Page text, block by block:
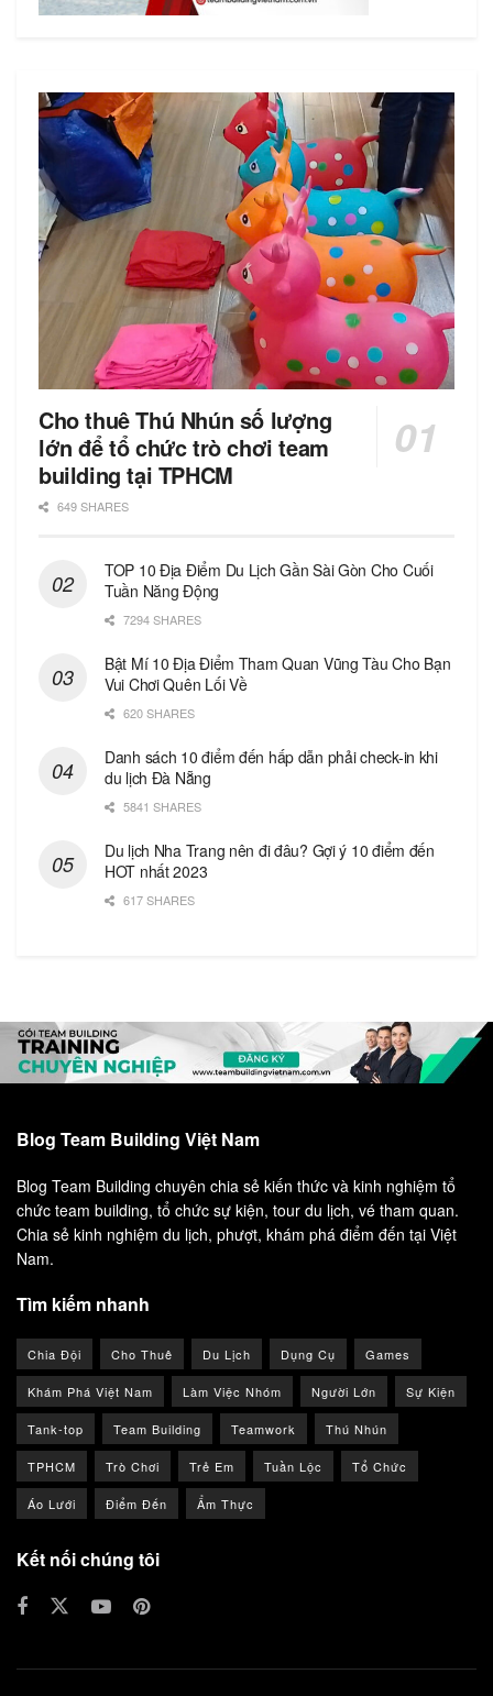
Cho thuê Thú Nhún số lượng
lớn để tổ chức trò chơi team
building tại TPHCM
649 SHARES
TOP 10 Địa Điểm Du Lịch Gần Sài Gòn Cho Cuối
Tuần Năng Động
7294 SHARES
Bật Mí 10 Địa Điểm Tham Quan Vũng Tàu Cho Bạn
Vui Chơi Quên Lối Về
620 SHARES
Danh sách 10 điểm đến hấp dẫn phải check-in khi
du lịch Đà Nẵng
5841 SHARES
Du lịch Nha Trang nên đi đâu? Gợi ý 10 điểm đến
HOT nhất 2023
617 SHARES
Blog Team Building Việt Nam
Blog Team Building chuyên chia sẻ kiến thức và kinh nghiệm tổ
chức team building, tổ chức sự kiện, tour du lịch, vé tham quan.
Chia sẻ kinh nghiệm du lịch, phượt, khám phá điểm đến tại Việt
Nam.
Tìm kiếm nhanh
Chia Đội Cho Thuê Du Lịch Dụng Cụ Games
Khám Phá Việt Nam Làm Việc Nhóm Người Lớn Sự Kiện
Tank-top Team Building Teamwork Thú Nhún
TPHCM Trò Chơi Trẻ Em Tuần Lộc Tổ Chức
Áo Lưới Điểm Đến Ẩm Thực
Kết nối chúng tôi